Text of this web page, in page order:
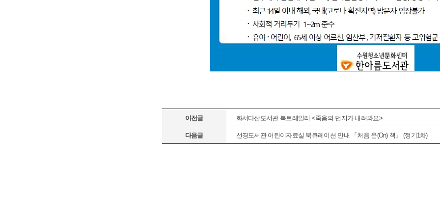
이전글 화서다산도서관 북트레일러 <죽음의 먼지가 내려와요>
다음글 선경도서관 어린이자료실 북큐레이션 안내 「처음 온(On) 책」 (정기1차)